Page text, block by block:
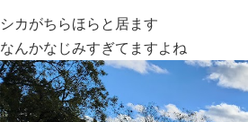
シカがちらほらと居ます
なんかなじみすぎてますよね